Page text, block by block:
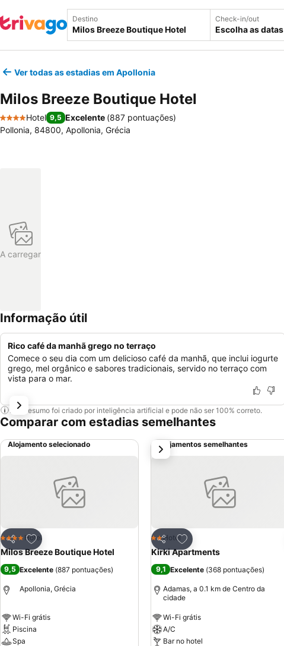
Destino Check-in/out
Escolha as datas
Ver todas as estadias em Apollonia
Milos Breeze Boutique Hotel
4 Estrelas
Hotel 9,5 Excelente (887 pontuações)
Pollonia, 84800, Apollonia, Grécia
A carregar
Informação útil
Rico café da manhã grego no terraço
Comece o seu dia com um delicioso café da manhã, que inclui iogurte
grego, mel orgânico e sabores tradicionais, servido no terraço com
vista para o mar.
Este resumo foi criado por inteligência artificial e pode não ser 100% correto.
Comparar com estadias semelhantes
Alojamento selecionado
Partilhar
Adicionar aos favoritos
4 EstrelasHotel
Milos Breeze Boutique Hotel
9,5 Excelente (887 pontuações)
Apollonia, Grécia
Wi-Fi grátis
Piscina
Spa
Alojamentos semelhantes
Partilhar
Adicionar aos favoritos
2 Estrelas
Hotel
Kirki Apartments
9,1 Excelente (368 pontuações)
Adamas, a 0.1 km de Centro da
cidade
Wi-Fi grátis
A/C
Bar no hotel
próximo